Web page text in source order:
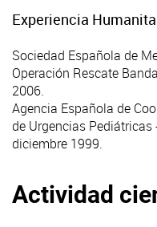
Experiencia
Sociedad Española de
Operación Rescate
2006.
Agencia Española de
de Urgencias
diciembre 1999.
Actividad